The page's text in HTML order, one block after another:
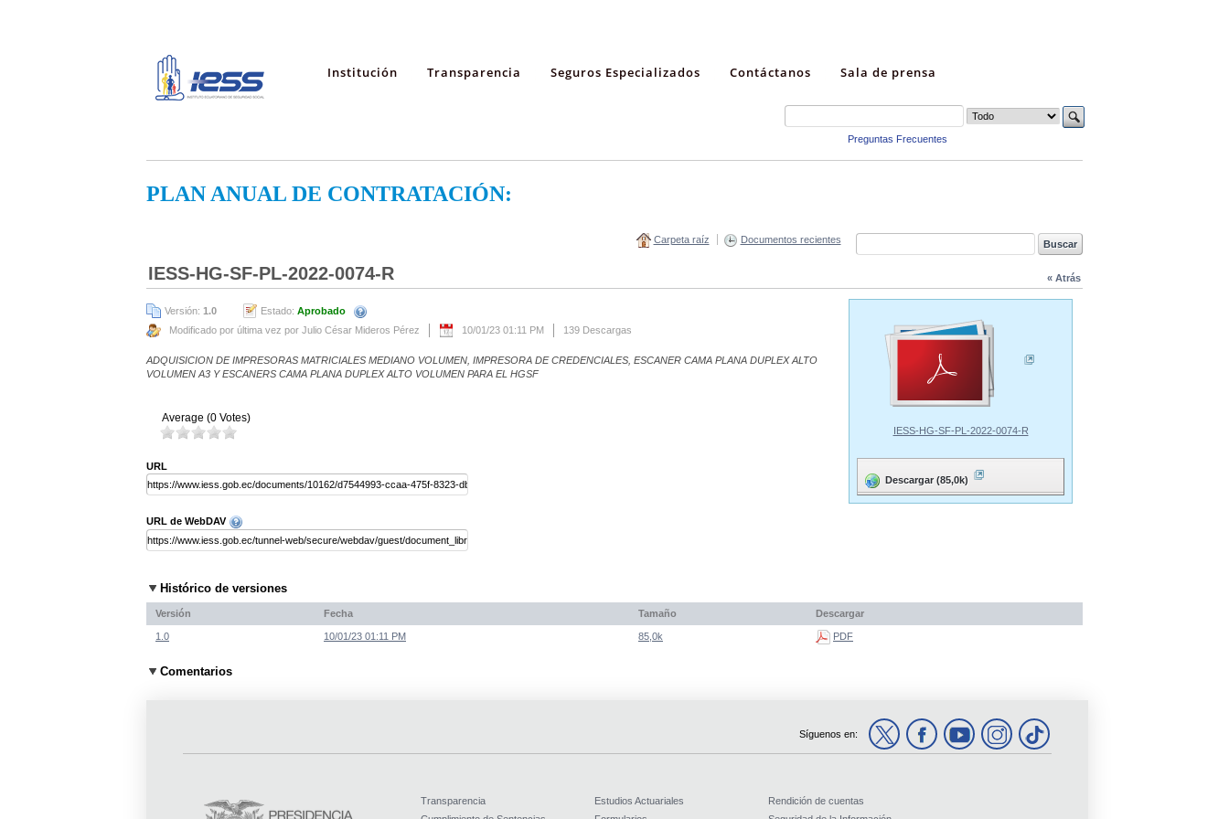
Institución Transparencia Seguros Especializados Contáctanos Sala de prensa
Preguntas Frecuentes
PLAN ANUAL DE CONTRATACIÓN:
Carpeta raíz Documentos recientes
« Atrás
IESS-HG-SF-PL-2022-0074-R
Versión: 1.0 Estado: Aprobado
Modificado por última vez por Julio César Mideros Pérez
10/01/23 01:11 PM 139 Descargas
ADQUISICION DE IMPRESORAS MATRICIALES MEDIANO VOLUMEN, IMPRESORA DE CREDENCIALES, ESCANER CAMA PLANA DUPLEX ALTO
VOLUMEN A3 Y ESCANERS CAMA PLANA DUPLEX ALTO VOLUMEN PARA EL HGSF
Average (0 Votes)
URL
URL de WebDAV
IESS-HG-SF-PL-2022-0074-R
Descargar (85,0k)
Histórico de versiones
Versión Fecha Tamaño Descargar
1.0 10/01/23 01:11 PM 85,0k PDF
Comentarios
Síguenos en:
Transparencia
Estudios Actuariales
Rendición de cuentas